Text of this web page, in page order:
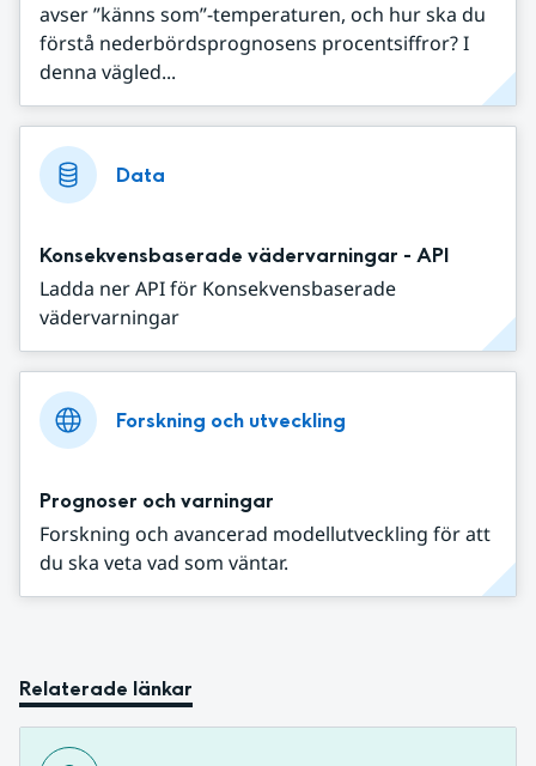
avser ”känns som”-temperaturen, och hur ska du
förstå nederbördsprognosens procentsiffror? I
denna vägled...
Data
Konsekvensbaserade vädervarningar - API
Ladda ner API för Konsekvensbaserade
vädervarningar
Forskning och utveckling
Prognoser och varningar
Forskning och avancerad modellutveckling för att
du ska veta vad som väntar.
Relaterade länkar